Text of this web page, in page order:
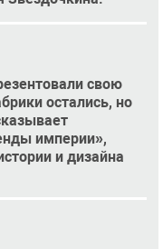
свою
остались, но
империи»,
и дизайна